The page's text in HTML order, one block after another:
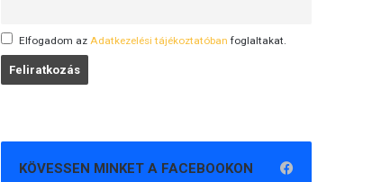
Elfogadom az Adatkezelési tájékoztatóban foglaltakat.
KÖVESSEN MINKET A FACEBOOKON